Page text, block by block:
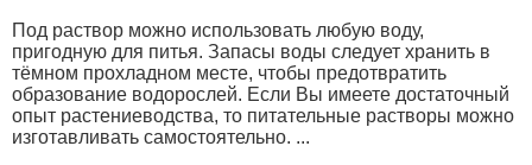
Под раствор можно использовать любую воду,
пригодную для питья. Запасы воды следует хранить в
тёмном прохладном месте, чтобы предотвратить
образование водорослей. Если Вы имеете достаточный
опыт растениеводства, то питательные растворы можно
изготавливать самостоятельно. ...